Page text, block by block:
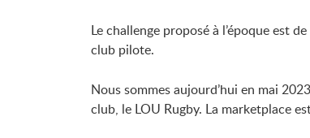
Le challenge proposé à l’époque est
club pilote.
Nous sommes aujourd’hui en mai
club, le LOU Rugby. La marketplace